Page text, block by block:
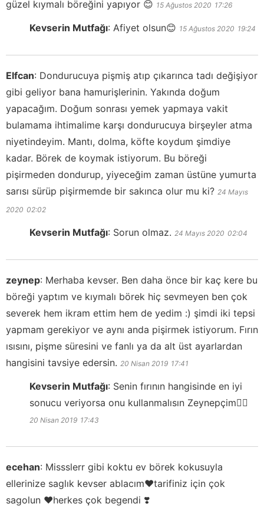
güzel kıymalı böreğini yapıyor 😊 15 Ağustos 2020 17:26
Kevserin Mutfağı: Afiyet olsun😊 15 Ağustos 2020 19:24
Elfcan: Dondurucuya pişmiş atıp çıkarınca tadı değişiyor
gibi geliyor bana hamurişlerinin. Yakında doğum
yapacağım. Doğum sonrası yemek yapmaya vakit
bulamama ihtimalime karşı dondurucuya birşeyler atma
niyetindeyim. Mantı, dolma, köfte koydum şimdiye
kadar. Börek de koymak istiyorum. Bu böreği
pişirmeden dondurup, yiyeceğim zaman üstüne yumurta
sarısı sürüp pişirmemde bir sakınca olur mu ki? 24 Mayıs
2020 02:02
Kevserin Mutfağı: Sorun olmaz. 24 Mayıs 2020 02:04
zeynep: Merhaba kevser. Ben daha önce bir kaç kere bu
böreği yaptım ve kıymalı börek hiç sevmeyen ben çok
severek hem ikram ettim hem de yedim :) şimdi iki tepsi
yapmam gerekiyor ve aynı anda pişirmek istiyorum. Fırın
ısısını, pişme süresini ve fanlı ya da alt üst ayarlardan
hangisini tavsiye edersin. 20 Nisan 2019 17:41
Kevserin Mutfağı: Senin fırının hangisinde en iyi
sonucu veriyorsa onu kullanmalısın Zeynepçim👍🏻
20 Nisan 2019 17:43
ecehan: Missslerr gibi koktu ev börek kokusuyla
ellerinize saglık kevser ablacım❤️tarifiniz için çok
sagolun ♥️herkes çok begendi ❣️